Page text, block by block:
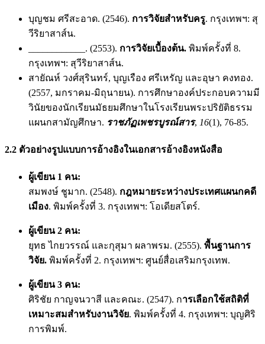
บุญชม ศรีสะอาด. (2546). การวิจัยสำหรับครู. กรุงเทพฯ: สุ
วีริยาสาส์น.
____________. (2553). การวิจัยเบื้องต้น. พิมพ์ครั้งที่ 8.
กรุงเทพฯ: สุวีริยาสาส์น.
สายัณห์ วงศ์สุรินทร์, บุญเรือง ศรีเหรัญ และอุษา คงทอง.
(2557, มกราคม-มิถุนายน). การศึกษาองค์ประกอบความมี
วินัยของนักเรียนมัธยมศึกษาในโรงเรียนพระปริยัติธรรม
แผนกสามัญศึกษา. ราชภัฏเพชรบูรณ์สาร, 16(1), 76-85.
2.2 ตัวอย่างรูปแบบการอ้างอิงในเอกสารอ้างอิงหนังสือ
ผู้เขียน 1 คน:
สมพงษ์ ชูมาก. (2548). กฎหมายระหว่างประเทศแผนกคดี
เมือง. พิมพ์ครั้งที่ 3. กรุงเทพฯ: โอเดียสโตร์.
ผู้เขียน 2 คน:
ยุทธ ไกยวรรณ์ และกุสุมา ผลาพรม. (2555). พื้นฐานการ
วิจัย. พิมพ์ครั้งที่ 2. กรุงเทพฯ: ศูนย์สื่อเสริมกรุงเทพ.
ผู้เขียน 3 คน:
ศิริชัย กาญจนวาสี และคณะ. (2547). การเลือกใช้สถิติที่
เหมาะสมสำหรับงานวิจัย. พิมพ์ครั้งที่ 4. กรุงเทพฯ: บุญศิริ
การพิมพ์.